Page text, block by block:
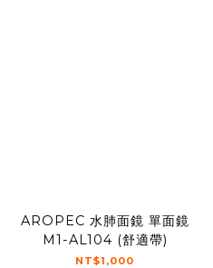
AROPEC 水肺面鏡 單面鏡
M1-AL104 (舒適帶)
NT$1,000